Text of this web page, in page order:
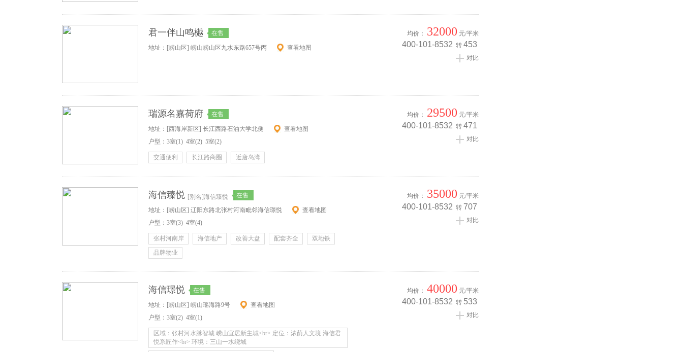
君一伴山鸣樾 在售
地址：[崂山区] 崂山崂山区九水东路657号丙 查看地图
均价： 32000 元/平米
400-101-8532 转 453
对比
瑞源名嘉荷府 在售
地址：[西海岸新区] 长江西路石油大学北侧
查看地图
户型： 3室(1) 4室(2) 5室(2)
交通便利 长江路商圈 近唐岛湾
均价： 29500 元/平米
400-101-8532 转 471
对比
海信臻悦 [别名]海信臻悦 在售
地址：[崂山区] 辽阳东路北张村河南毗邻海信璟悦
查看地图
户型： 3室(3) 4室(4)
张村河南岸 海信地产 改善大盘 配套齐全
双地铁
品牌物业
均价： 35000 元/平米
400-101-8532 转 707
对比
海信璟悦 在售
地址：[崂山区] 崂山瑶海路9号
查看地图
户型： 3室(2) 4室(1)
区域：张村河水脉智城 崂山宜居新主城<br> 定位：浓荫人文境 海信君
悦系匠作<br> 环境：三山一水绕城
均价： 40000 元/平米
400-101-8532 转 533
对比